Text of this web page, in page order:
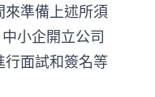
來準備上述所須
小企開立公司
行面試和簽名等